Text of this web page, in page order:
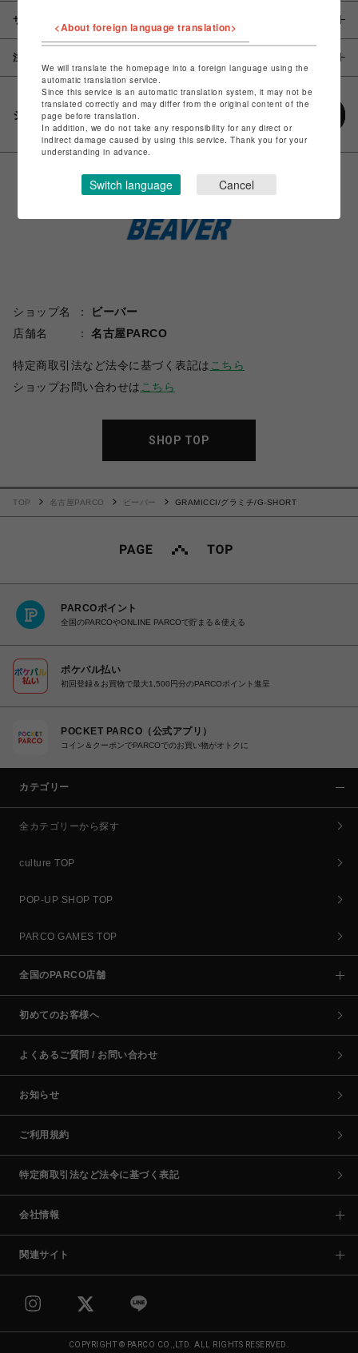
サイズ
注意事項
シェアする
ショップ名
ビーバー
店舗名
名古屋PARCO
特定商取引法など法令に基づく表記は こちら
ショップお問い合わせは こちら
SHOP TOP
TOP 名古屋PARCO ビーバー GRAMICCI/グラミチ/G-SHORT
PARCOポイント
全国のPARCOやONLINE PARCOで貯まる＆使える
ポケパル払い
初回登録＆お買物で最大1,500円分のPARCOポイント進呈
POCKET PARCO（公式アプリ）
コイン＆クーポンでPARCOでのお買い物がオトクに
カテゴリー
全カテゴリーから探す
culture TOP
POP-UP SHOP TOP
PARCO GAMES TOP
全国のPARCO店舗
初めてのお客様へ
よくあるご質問 / お問い合わせ
お知らせ
ご利用規約
特定商取引法など法令に基づく表記
会社情報
関連サイト
COPYRIGHT © PARCO CO.,LTD. ALL RIGHTS RESERVED.
<About foreign language translation>
We will translate the homepage into a foreign language using the
automatic translation service.
Since this service is an automatic translation system, it may not be
translated correctly and may differ from the original content of the
page before translation.
In addition, we do not take any responsibility for any direct or
indirect damage caused by using this service. Thank you for your
understanding in advance.
Switch language Cancel